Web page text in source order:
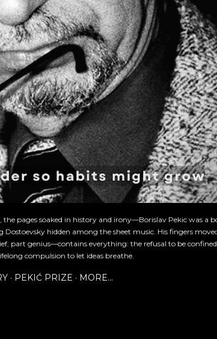
pages soaked in history and irony—Borislav Pekic was a
hidden among the sheet music. His fingers
part genius—contains everything: the refusal to be
compulsion to let ideas breathe.
PEKIĆ PRIZE MORE…